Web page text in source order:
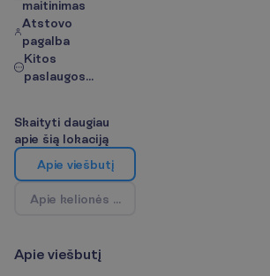
maitinimas
Atstovo
pagalba
Kitos
paslaugos...
Skaityti daugiau
apie šią lokaciją
Apie viešbutį
Apie kelionės kr
Apie viešbutį